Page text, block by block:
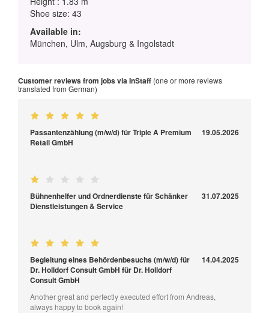
Shoe size: 43
Available in:
München, Ulm, Augsburg & Ingolstadt
Customer reviews from jobs via InStaff (one or more reviews
translated from German)
Passantenzählung (m/w/d) für Triple A Premium
Retail GmbH
19.05.2026
Bühnenhelfer und Ordnerdienste für Schänker
Dienstleistungen & Service
31.07.2025
Begleitung eines Behördenbesuchs (m/w/d) für
Dr. Holldorf Consult GmbH für Dr. Holldorf
Consult GmbH
14.04.2025
Another great and perfectly executed effort from Andreas,
always happy to book again!